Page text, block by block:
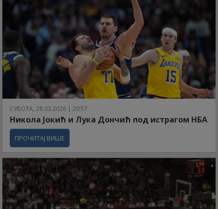
СУБОТА, 28.03.2026 | 20:57
Никола Јокић и Лука Дончић под истрагом НБА
ПРОЧИТАЈ ВИШЕ